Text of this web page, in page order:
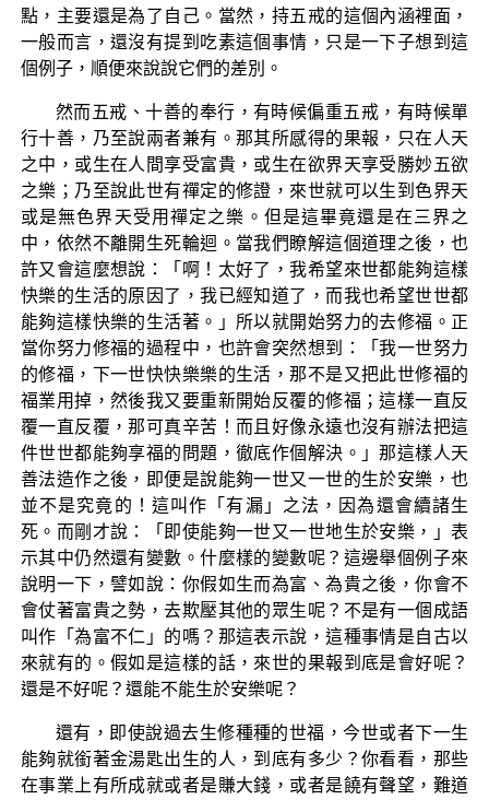
點，主要還是為了自己。當然，持五戒的這個內涵裡面，
一般而言，還沒有提到吃素這個事情，只是一下子想到這
個例子，順便來說說它們的差別。
然而五戒、十善的奉行，有時候偏重五戒，有時候單
行十善，乃至說兩者兼有。那其所感得的果報，只在人天
之中，或生在人間享受富貴，或生在欲界天享受勝妙五欲
之樂；乃至說此世有禪定的修證，來世就可以生到色界天
或是無色界天受用禪定之樂。但是這畢竟還是在三界之
中，依然不離開生死輪迴。當我們瞭解這個道理之後，也
許又會這麼想說：「啊！太好了，我希望來世都能夠這樣
快樂的生活的原因了，我已經知道了，而我也希望世世都
能夠這樣快樂的生活著。」所以就開始努力的去修福。正
當你努力修福的過程中，也許會突然想到：「我一世努力
的修福，下一世快快樂樂的生活，那不是又把此世修福的
福業用掉，然後我又要重新開始反覆的修福；這樣一直反
覆一直反覆，那可真辛苦！而且好像永遠也沒有辦法把這
件世世都能夠享福的問題，徹底作個解決。」那這樣人天
善法造作之後，即便是說能夠一世又一世的生於安樂，也
並不是究竟的！這叫作「有漏」之法，因為還會續諸生
死。而剛才說：「即使能夠一世又一世地生於安樂，」表
示其中仍然還有變數。什麼樣的變數呢？這邊舉個例子來
說明一下，譬如說：你假如生而為富、為貴之後，你會不
會仗著富貴之勢，去欺壓其他的眾生呢？不是有一個成語
叫作「為富不仁」的嗎？那這表示說，這種事情是自古以
來就有的。假如是這樣的話，來世的果報到底是會好呢？
還是不好呢？還能不能生於安樂呢？
還有，即使說過去生修種種的世福，今世或者下一生
能夠就銜著金湯匙出生的人，到底有多少？你看看，那些
在事業上有所成就或者是賺大錢，或者是饒有聲望，難道